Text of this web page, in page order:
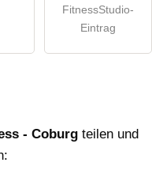
FitnessStudio-
Eintrag
- Coburg teilen und